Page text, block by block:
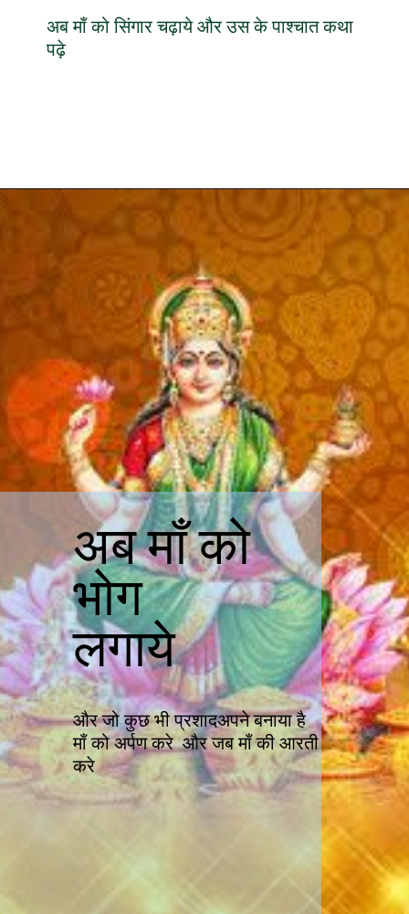
अब माँ को सिंगार चढ़ाये और उस के पाश्चात कथा
पढ़े
अब माँ को
भोग
लगाये
और जो कुछ भी प्रशादअपने बनाया है
माँ को अर्पण करे और जब माँ की आरती
करे
अब नारियल को तोड़ कर भोग लगा देऔर पसद
सब को दे और आप खाये